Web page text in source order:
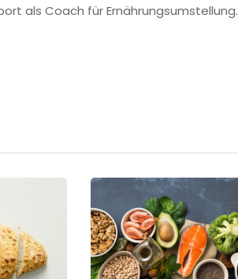
als Coach für Ernährungsumstellung.